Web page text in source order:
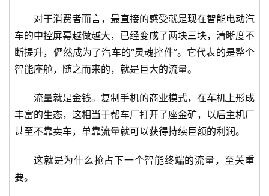
对于消费者而言，最直接的感受就是现在智能电动汽
车的中控屏幕越做越大，已经变成了两块三块，清晰度不
断提升，俨然成为了汽车的“灵魂控件”。它代表的是整个
智能座舱，随之而来的，就是巨大的流量。
流量就是金钱。复制手机的商业模式，在车机上形成
丰富的生态，这相当于帮车厂打开了座金矿，以后主机厂
甚至不靠卖车，单靠流量就可以获得持续巨额的利润。
这就是为什么抢占下一个智能终端的流量，至关重
要。